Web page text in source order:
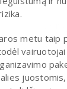
metu taip
vairuotojai